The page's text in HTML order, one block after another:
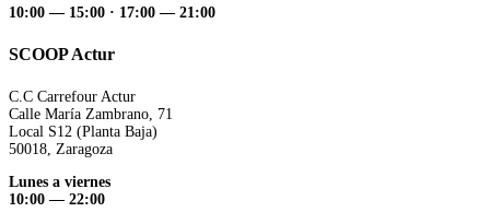
10:00 — 15:00 · 17:00 — 21:00
SCOOP Actur
C.C Carrefour Actur
Calle María Zambrano, 71
Local S12 (Planta Baja)
50018, Zaragoza
Lunes a viernes
10:00 — 22:00